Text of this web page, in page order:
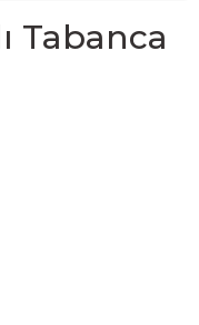
Tabanca